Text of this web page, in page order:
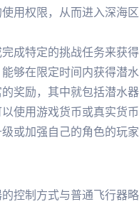
用权限，从而进入深海区
成特定的挑战任务来获
够在限定时间内获得潜水
奖励，其中就包括潜水器
使用游戏货币或真实货
或加强自己的角色的玩家
控制方式与普通飞行器